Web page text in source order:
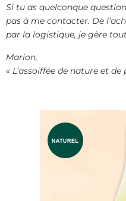
Si tu as quelconque
pas à me contacter. De
par la logistique, je gère
Marion,
« L’assoiffée de nature et de